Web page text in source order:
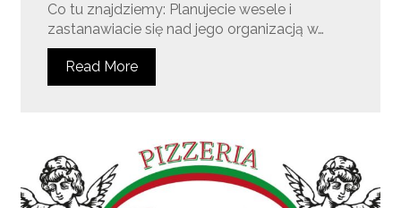
Co tu znajdziemy: Planujecie wesele i
zastanawiacie się nad jego organizacją w…
Read More